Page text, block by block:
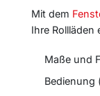
Mit dem
Ihre Rollläden
Maße und
Bedienung